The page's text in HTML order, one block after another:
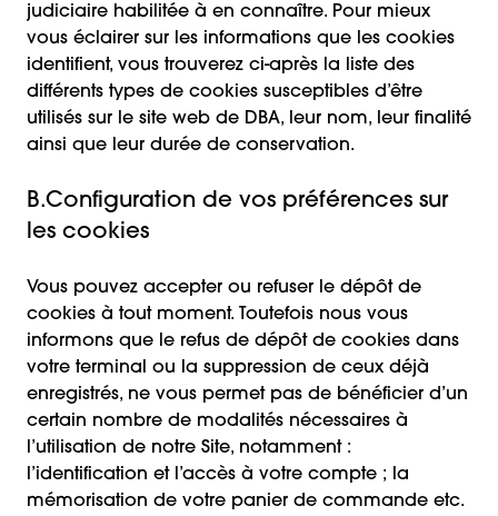
judiciaire habilitée à en connaître. Pour mieux
vous éclairer sur les informations que les cookies
identifient, vous trouverez ci-après la liste des
différents types de cookies susceptibles d’être
utilisés sur le site web de DBA, leur nom, leur finalité
ainsi que leur durée de conservation.
B.Configuration de vos préférences sur
les cookies
Vous pouvez accepter ou refuser le dépôt de
cookies à tout moment. Toutefois nous vous
informons que le refus de dépôt de cookies dans
votre terminal ou la suppression de ceux déjà
enregistrés, ne vous permet pas de bénéficier d’un
certain nombre de modalités nécessaires à
l’utilisation de notre Site, notamment :
l’identification et l’accès à votre compte ; la
mémorisation de votre panier de commande etc.